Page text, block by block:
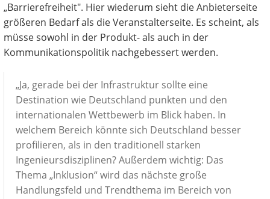
„Barrierefreiheit". Hier wiederum sieht die Anbieterseite
größeren Bedarf als die Veranstalterseite. Es scheint, als
müsse sowohl in der Produkt- als auch in der
Kommunikationspolitik nachgebessert werden.
„Ja, gerade bei der Infrastruktur sollte eine
Destination wie Deutschland punkten und den
internationalen Wettbewerb im Blick haben. In
welchem Bereich könnte sich Deutschland besser
profilieren, als in den traditionell starken
Ingenieursdisziplinen? Außerdem wichtig: Das
Thema „Inklusion“ wird das nächste große
Handlungsfeld und Trendthema im Bereich von